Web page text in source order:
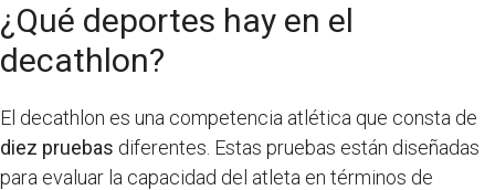
¿Qué deportes hay en el
decathlon?
El decathlon es una competencia atlética que consta de
diez pruebas diferentes. Estas pruebas están diseñadas
para evaluar la capacidad del atleta en términos de